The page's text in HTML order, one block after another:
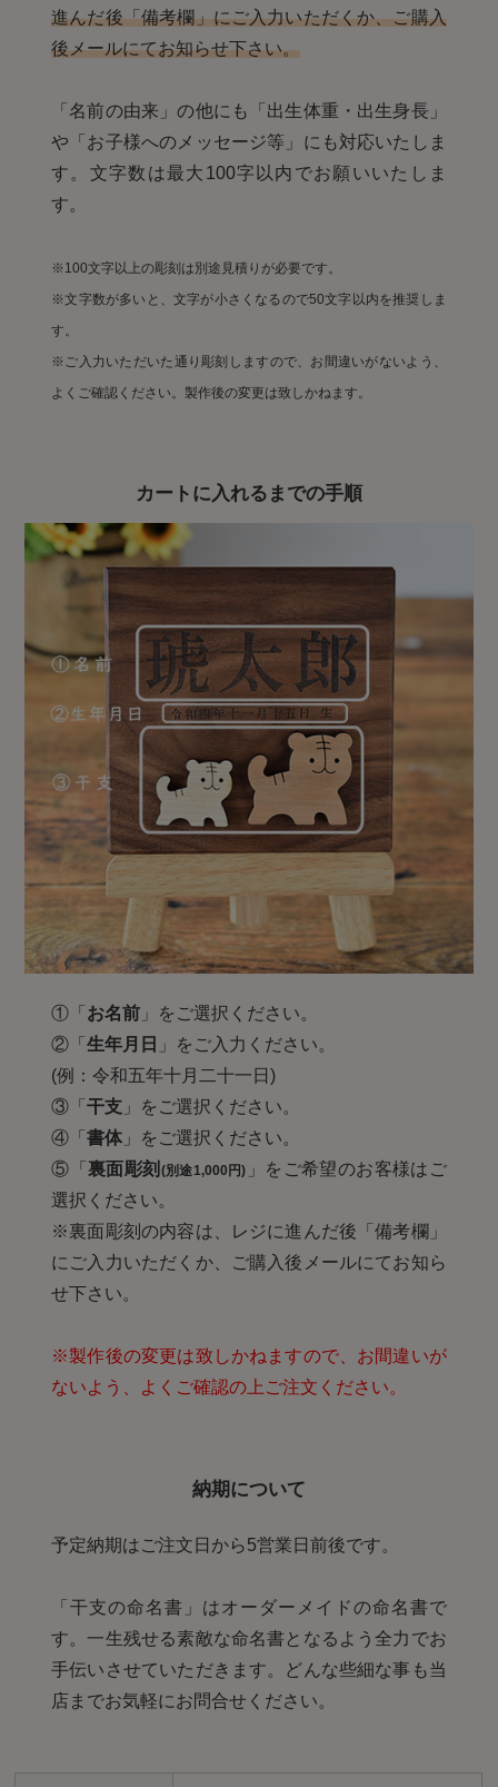
進んだ後「備考欄」にご入力いただくか、ご購入
後メールにてお知らせ下さい。
「名前の由来」の他にも「出生体重・出生身長」
や「お子様へのメッセージ等」にも対応いたしま
す。 文字数は最大100字以内でお願いいたしま
す。
※100文字以上の彫刻は別途見積りが必要です。
※文字数が多いと、文字が小さくなるので50文字以内を推奨しま
す。
※ご入力いただいた通り彫刻しますので、お間違いがないよう、
よくご確認ください。製作後の変更は致しかねます。
カートに入れるまでの手順
①「 お名前 」をご選択ください。
②「生年月日 」をご入力ください。
(例：令和五年十月二十一日)
③「干支 」をご選択ください。
④「書体 」をご選択ください。
⑤「 裏面彫刻 (別途1,000円) 」をご希望のお客様はご
選択ください。
※裏面彫刻の内容は、レジに進んだ後「備考欄」
にご入力いただくか、ご購入後メールにてお知ら
せ下さい。
※製作後の変更は致しかねますので、お間違いが
ないよう、よくご確認の上ご注文ください。
納期について
予定納期はご注文日から5営業日前後です。
「干支の命名書」はオーダーメイドの命名書で
す。一生残せる素敵な命名書となるよう全力でお
手伝いさせていただきます。どんな些細な事も当
店までお気軽にお問合せください。